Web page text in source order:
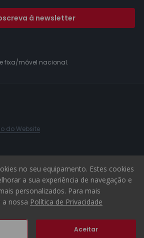
à newsletter
fixa/móvel nacional.
do Website
no seu equipamento. Estes cookies
a sua experiência de navegação e
personalizados. Para mais
nossa Política de Privacidade
Aceitar